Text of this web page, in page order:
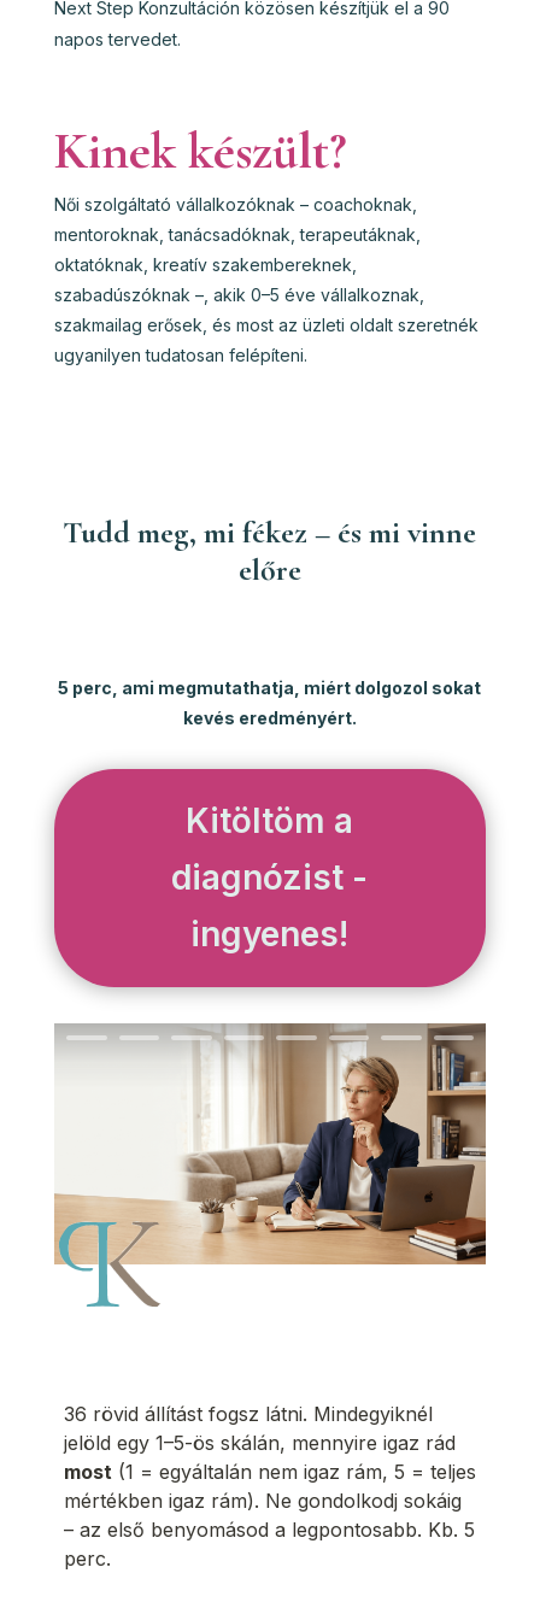
Next Step Konzultáción közösen készítjük el a 90
napos tervedet.
Kinek készült?
Női szolgáltató vállalkozóknak – coachoknak,
mentoroknak, tanácsadóknak, terapeutáknak,
oktatóknak, kreatív szakembereknek,
szabadúszóknak –, akik 0–5 éve vállalkoznak,
szakmailag erősek, és most az üzleti oldalt szeretnék
ugyanilyen tudatosan felépíteni.
Tudd meg, mi fékez – és mi vinne
előre
5 perc, ami megmutathatja, miért dolgozol sokat
kevés eredményért.
Kitöltöm a
diagnózist -
ingyenes!